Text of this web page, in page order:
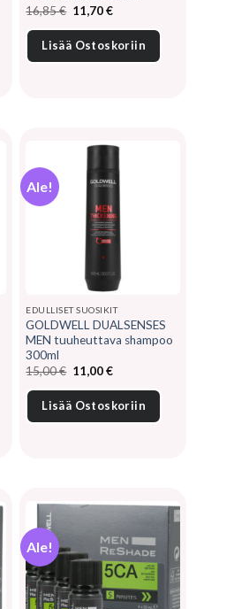
16,85€ Alkuperäinen
hinta
oli:
16,85 €.
11,70€Nykyinen
on:
11,70 €.
Lisää Ostoskoriin
Ale!
EDULLISET SUOSIKIT
GOLDWELL DUALSENSES
MEN tuuheuttava shampoo
300ml
15,00€ Alkuperäinen
hinta
oli:
15,00 €.
11,00€Nykyinen
on:
11,00 €.
Lisää Ostoskoriin
Ale!